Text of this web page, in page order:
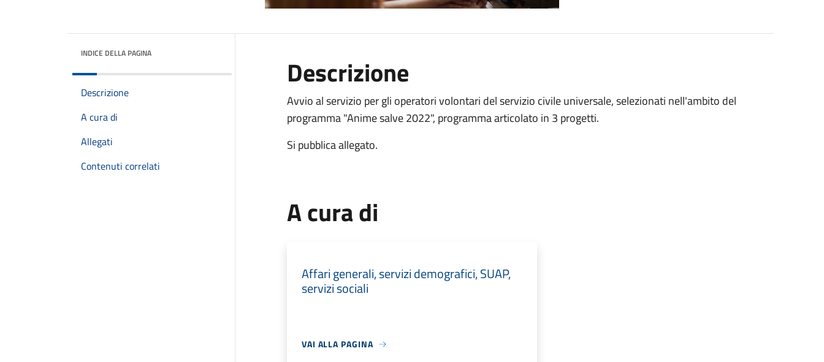
INDICE DELLA PAGINA
Descrizione
A cura di
Allegati
Contenuti correlati
Descrizione
Avvio al servizio per gli operatori volontari del servizio civile universale, selezionati nell'ambito del
programma "Anime salve 2022", programma articolato in 3 progetti.
Si pubblica allegato.
A cura di
Affari generali, servizi demografici, SUAP,
servizi sociali
VAI ALLA PAGINA